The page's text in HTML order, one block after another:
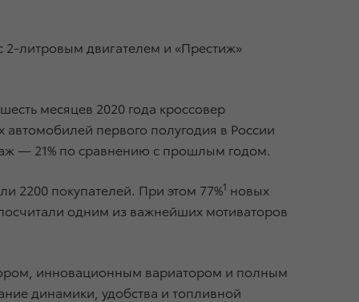
2-литровым двигателем и «Престиж»
месяцев 2020 года кроссовер
первого полугодия в России
— 21% по сравнению с прошлым годом.
2200 покупателей. При этом 77%1 новых
одним из важнейших мотиваторов
инновационным вариатором и полным
динамики, удобства и топливной